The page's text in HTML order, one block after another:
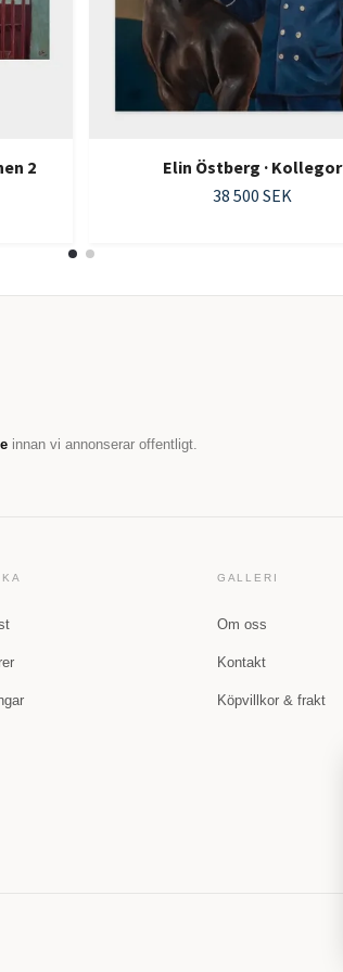
2
Elin Östberg · Kollegor
38 500 SEK
innan vi annonserar offentligt.
GALLERI
Om oss
Kontakt
Köpvillkor & frakt